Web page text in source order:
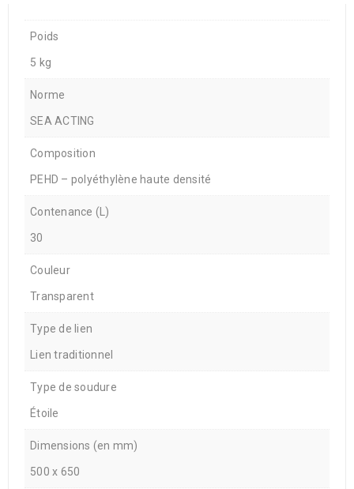
Poids
5 kg
Norme
SEA ACTING
Composition
PEHD – polyéthylène haute densité
Contenance (L)
30
Couleur
Transparent
Type de lien
Lien traditionnel
Type de soudure
Étoile
Dimensions (en mm)
500 x 650